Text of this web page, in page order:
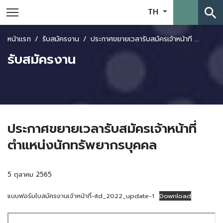
TH search
หน้าแรก รับสมัครงาน ประกาศขยายเวลารับสมัครเจ้าหน้าที่ ตำแหน่งนักทรัพยากรบุคคล
รับสมัครงาน
ประกาศขยายเวลารับสมัครเจ้าหน้าที่
ตำแหน่งนักทรัพยากรบุคคล
5 ตุลาคม 2565
แบบฟอร์มใบสมัครงานเจ้าหน้าที่-itd_2022_update-1 Download